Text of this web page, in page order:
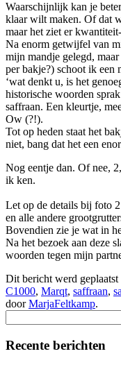
Waarschijnlijk kan je
klaar wilt maken. Of dat
maar het ziet er
Na enorm getwijfel van
mijn mandje gelegd,
per bakje?) schoot ik een
‘wat denkt u, is het
historische woorden
saffraan. Een kleurtje,
Ow (?!).
Tot op heden staat het
niet, bang dat het een
Nog eentje dan. Of nee,
ik ken.
Let op de details bij foto
en alle andere
Bovendien zie je wat in
Na het bezoek aan deze
woorden tegen mijn
Dit bericht werd geplaatst
C1000, Marqt, saffraan,
doorMarjaFeltkamp.
naar:
Recente berichten